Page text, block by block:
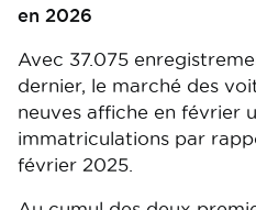
en 2026
Avec 37.075
dernier, le marché des
neuves affiche en février
immatriculations par
février 2025.